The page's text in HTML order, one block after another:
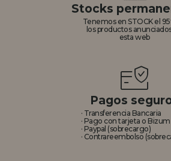
Stocks
Tenemos en STOCK el
los productos
esta web
Pagos
· Transferencia Bancaria
· Pago con tarjeta o Bizum
· Paypal (sobrecargo)
· Contrareembolso